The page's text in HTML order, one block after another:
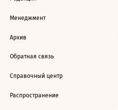
Менеджмент
Архив
Обратная связь
Справочный центр
Распространение